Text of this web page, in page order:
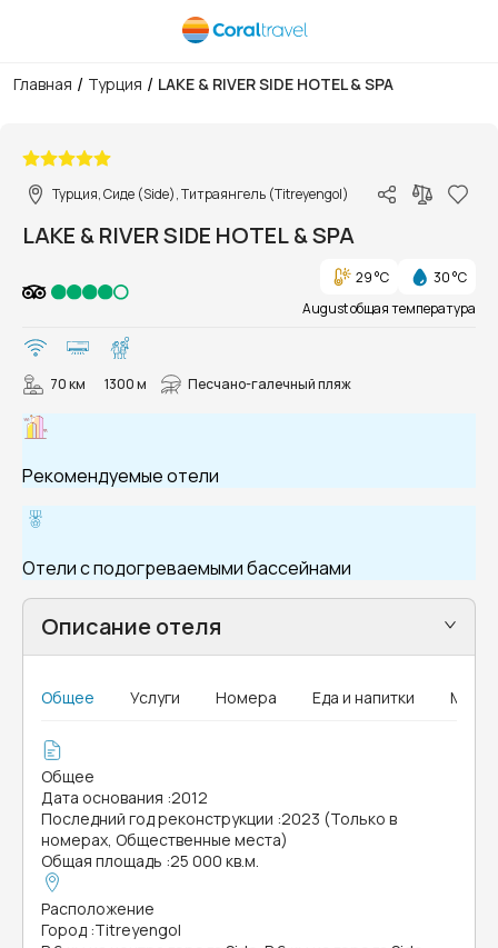
Главная / Турция / LAKE & RIVER SIDE HOTEL & SPA
Турция, Сиде (Side), Титраянгель (Titreyengol)
LAKE & RIVER SIDE HOTEL & SPA
29 °C
30 °C
August общая температура
70 км 1300 м Песчано-галечный пляж
Рекомендуемые отели
Отели с подогреваемыми бассейнами
Описание отеля
Общее Услуги Номера Еда и напитки MICE
Общее
Дата основания :2012
Последний год реконструкции :2023 (Только в
номерах, Общественные места)
Общая площадь :25 000 кв.м.
Расположение
Город :Titreyengol